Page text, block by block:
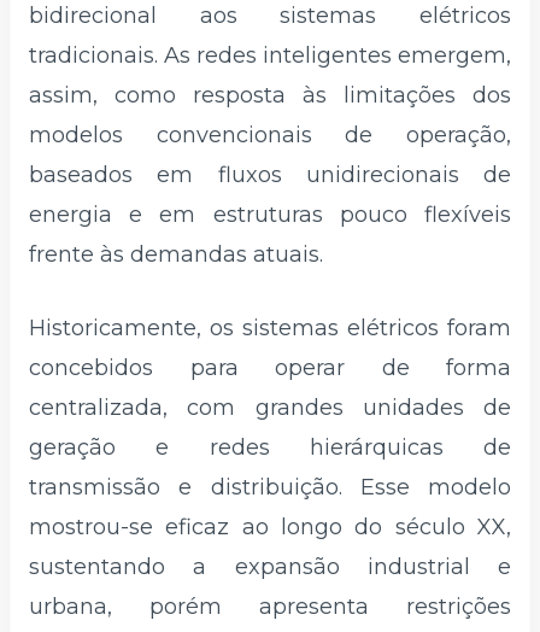
bidirecional aos sistemas elétricos
tradicionais. As redes inteligentes emergem,
assim, como resposta às limitações dos
modelos convencionais de operação,
baseados em fluxos unidirecionais de
energia e em estruturas pouco flexíveis
frente às demandas atuais.
Historicamente, os sistemas elétricos foram
concebidos para operar de forma
centralizada, com grandes unidades de
geração e redes hierárquicas de
transmissão e distribuição. Esse modelo
mostrou-se eficaz ao longo do século XX,
sustentando a expansão industrial e
urbana, porém apresenta restrições